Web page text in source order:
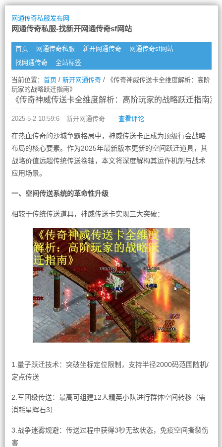
网通传奇私服发布网
网通传奇私服-找新开网通传奇sf网站
首页 网通传奇私服 新开网通传奇
网通传奇sf网站
找网通传奇
全站标签
当前位置： 首页/ 新开网通传奇/ 《传奇神威传送卡全维度解析：高阶
玩家的战略跃迁指南》
《传奇神威传送卡全维度解析：高阶玩家的战略跃迁指南》
2025-5-2 10:59:6 新开网通传奇 查看评论
在热血传奇的沙城争霸格局中，神威传送卡正成为顶级行会战略
布局的核心要素。作为2025年最新版本更新的空间跃迁道具，其
战略价值远超传统传送卷轴，本文将深度解构其运作机制与战术
应用场景。
一、空间传送系统的革命性升级
相较于传统传送道具，神威传送卡实现三大突破：
1.量子跃迁技术：突破坐标定位限制，支持半径2000码范围随机/
定点传送
2.军团级传送：最高可组建12人精英小队进行群体空间转移（需
消耗星辉石3）
3.战争迷雾规避：传送过程中获得3秒无敌状态，免疫空间撕裂伤
害